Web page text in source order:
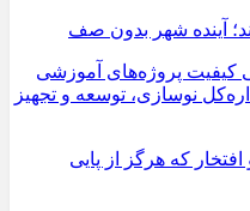
آینده شهر بدون صف
کیفیت پروژه‌های آموزشی
۱۴۰۴ توسط اداره‌کل نوسازی، توسعه و تجهیز
که هرگز از پایی